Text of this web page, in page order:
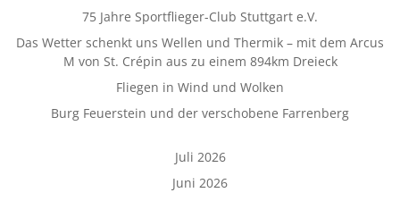
75 Jahre Sportflieger-Club Stuttgart e.V.
Das Wetter schenkt uns Wellen und Thermik – mit dem Arcus
M von St. Crépin aus zu einem 894km Dreieck
Fliegen in Wind und Wolken
Burg Feuerstein und der verschobene Farrenberg
Juli 2026
Juni 2026